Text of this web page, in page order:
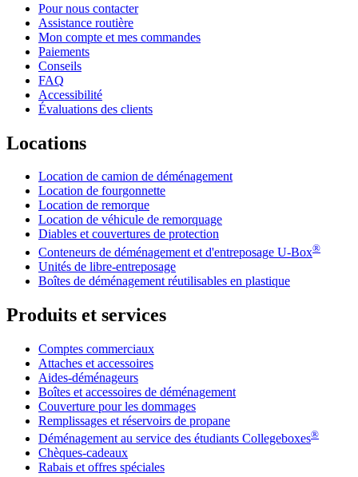
Pour nous contacter
Assistance routière
Mon compte et mes commandes
Paiements
Conseils
FAQ
Accessibilité
Évaluations des clients
Locations
Location de camion de déménagement
Location de fourgonnette
Location de remorque
Location de véhicule de remorquage
Diables et couvertures de protection
Conteneurs de déménagement et d'entreposage U-Box®
Unités de libre-entreposage
Boîtes de déménagement réutilisables en plastique
Produits et services
Comptes commerciaux
Attaches et accessoires
Aides-déménageurs
Boîtes et accessoires de déménagement
Couverture pour les dommages
Remplissages et réservoirs de propane
Déménagement au service des étudiants Collegeboxes®
Chèques-cadeaux
Rabais et offres spéciales